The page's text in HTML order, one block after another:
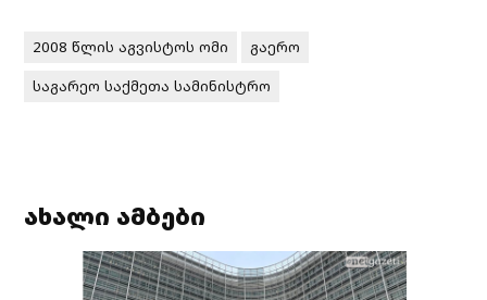
2008 წლის აგვისტოს ომი
გაერო
საგარეო საქმეთა სამინისტრო
ახალი ამბები